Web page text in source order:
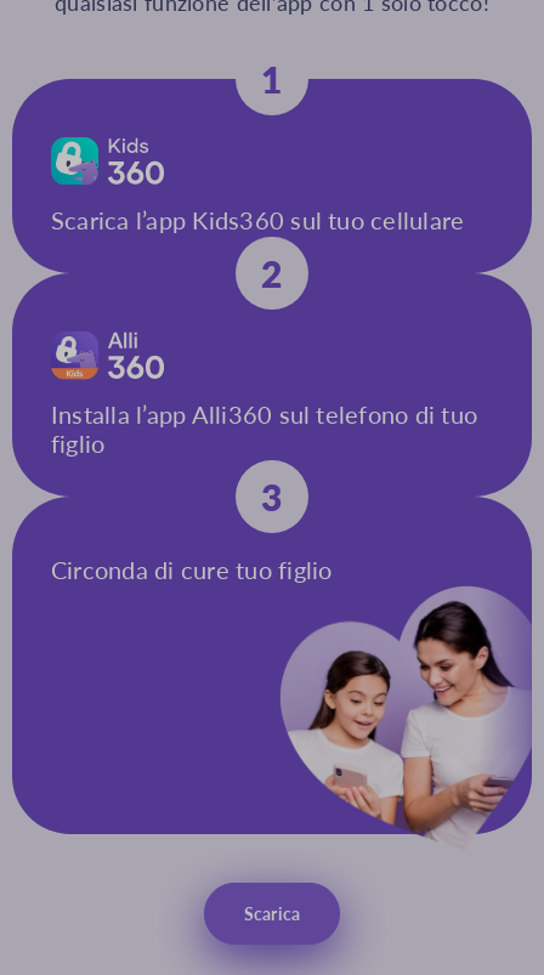
Scarica l’app Kids360 sul tuo cellulare
1
Installa l’app Alli360 sul telefono di tuo
figlio
2
Circonda di cure tuo figlio
3
Scarica